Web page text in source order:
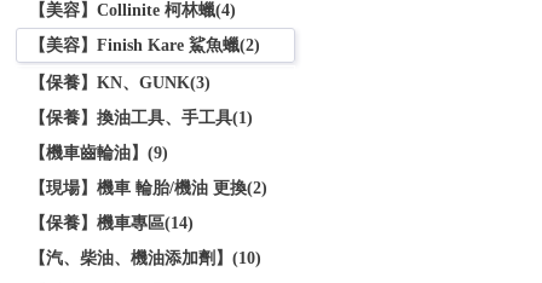
【美容】Collinite 柯林蠟(4)
【美容】Finish Kare 鯊魚蠟(2)
【保養】KN、GUNK(3)
【保養】換油工具、手工具(1)
【機車齒輪油】(9)
【現場】機車 輪胎/機油 更換(2)
【保養】機車專區(14)
【汽、柴油、機油添加劑】(10)